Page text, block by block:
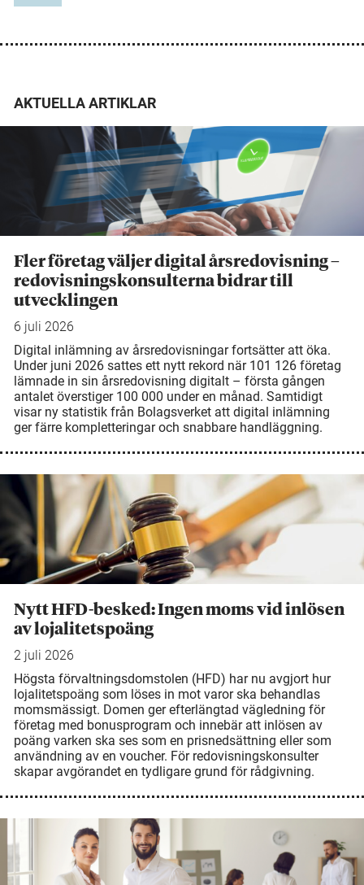
AKTUELLA ARTIKLAR
Fler företag väljer digital årsredovisning –
redovisningskonsulterna bidrar till
utvecklingen
6 juli 2026
Digital inlämning av årsredovisningar fortsätter att öka.
Under juni 2026 sattes ett nytt rekord när 101 126 företag
lämnade in sin årsredovisning digitalt – första gången
antalet överstiger 100 000 under en månad. Samtidigt
visar ny statistik från Bolagsverket att digital inlämning
ger färre kompletteringar och snabbare handläggning.
Nytt HFD-besked: Ingen moms vid inlösen
av lojalitetspoäng
2 juli 2026
Högsta förvaltningsdomstolen (HFD) har nu avgjort hur
lojalitetspoäng som löses in mot varor ska behandlas
momsmässigt. Domen ger efterlängtad vägledning för
företag med bonusprogram och innebär att inlösen av
poäng varken ska ses som en prisnedsättning eller som
användning av en voucher. För redovisningskonsulter
skapar avgörandet en tydligare grund för rådgivning.